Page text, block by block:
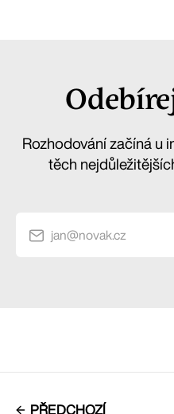
Rozhodování začíná u
těch
jan@novak.cz
PŘEDCHOZÍ